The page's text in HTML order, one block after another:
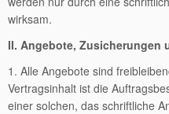
wirksam.
II. Angebote, Zusicherungen
1. Alle Angebote sind
Vertragsinhalt ist die
einer solchen, das schriftliche